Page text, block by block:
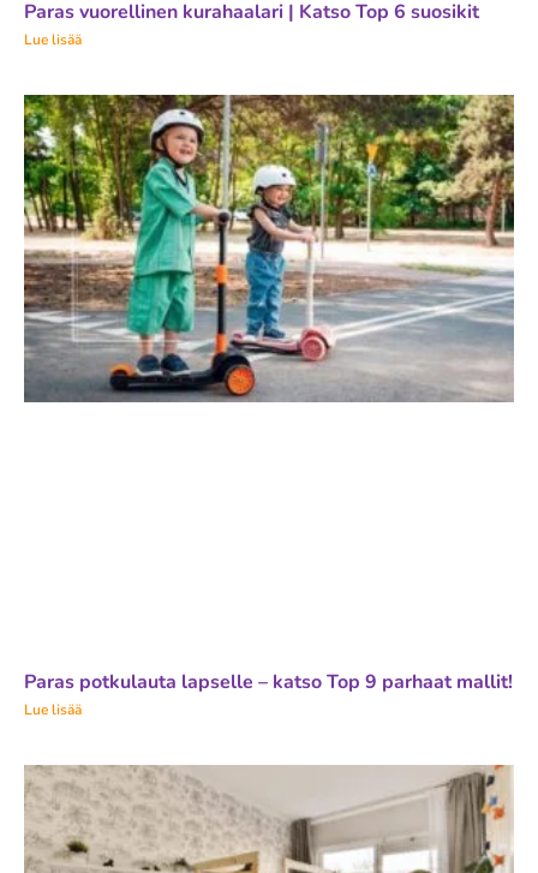
Paras vuorellinen kurahaalari | Katso Top 6 suosikit
Lue lisää
Paras potkulauta lapselle – katso Top 9 parhaat mallit!
Lue lisää